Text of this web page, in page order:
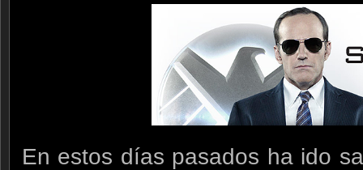
En estos días pasados ha ido